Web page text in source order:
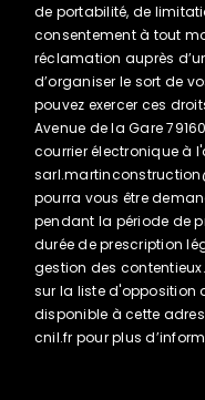
de portabilité, de
consentement à tout
réclamation auprès
d’organiser le sort de
pouvez exercer ces
Avenue de la Gare
courrier électronique à
pourra vous être
pendant la période de
durée de prescription
gestion des
sur la liste d'opposition
disponible à cette
cnil.fr pour plus